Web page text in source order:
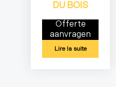
DU BOIS
Offerte
aanvragen
Lire la suite